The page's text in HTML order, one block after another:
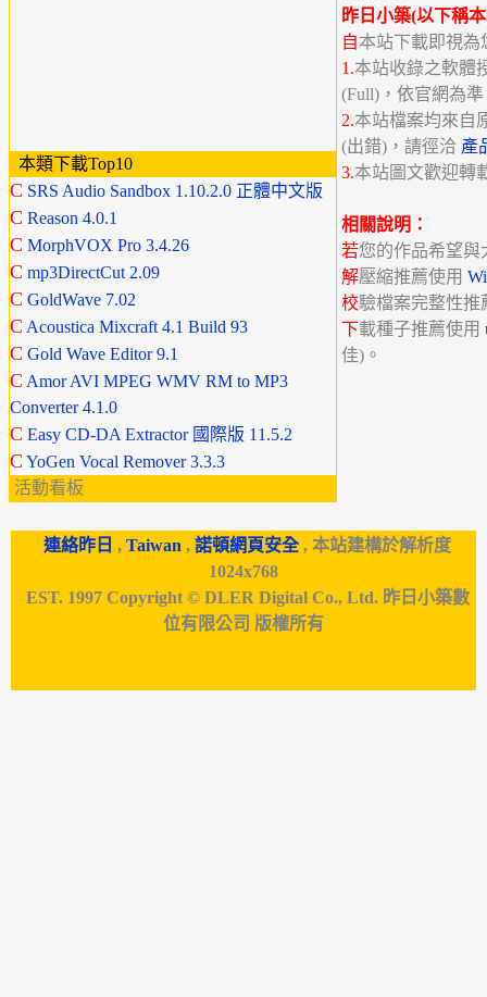
本類下載Top10
C SRS Audio Sandbox 1.10.2.0 正體中文版
C Reason 4.0.1
C MorphVOX Pro 3.4.26
C mp3DirectCut 2.09
C GoldWave 7.02
C Acoustica Mixcraft 4.1 Build 93
C Gold Wave Editor 9.1
C Amor AVI MPEG WMV RM to MP3
Converter 4.1.0
C Easy CD-DA Extractor 國際版 11.5.2
C YoGen Vocal Remover 3.3.3
活動看板
昨日小築(以下稱
自本站下載即視為
1.本站收錄之軟體
(Full)，依官網為
2.本站檔案均來自
(出錯)，請徑洽 產
3.本站圖文歡迎轉
相關說明：
若您的作品希望
解壓縮推薦使用
校驗檔案完整性
下載種子推薦使用
佳)。
連絡昨日 , Taiwan , 諾頓網頁安全, 本站建構於解析度
1024x768
EST. 1997 Copyright © DLER Digital Co., Ltd. 昨日小築數
位有限公司 版權所有